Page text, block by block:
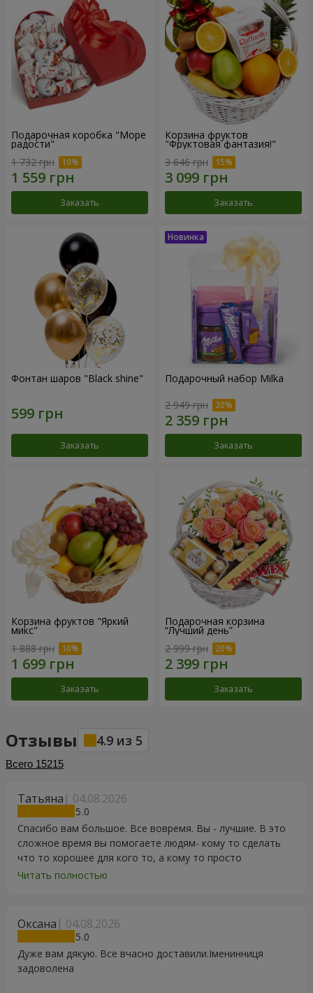
Подарочная коробка "Море
радости"
1 732 грн
Заказать
Корзина фруктов
"Фруктовая фантазия!"
3 646 грн
Заказать
Фонтан шаров "Black shine"
Заказать
Подарочный набор Milka
2 949 грн
Заказать
Корзина фруктов "Яркий
микс"
1 888 грн
Заказать
Подарочная корзина
“Лучший день”
2 999 грн
Заказать
Отзывы 4.9 из 5
Всего 15215
Татьяна 04.08.2026
5
Спасибо вам большое. Все вовремя. Вы - лучшие. В это
сложное время вы помогаете людям- кому то сделать
что то хорошее для кого то, а кому то просто
порадоваться цветам, подарку, тортику, поздравлению.
Читать полностью
Оксана 04.08.2026
5
Дуже вам дякую. Все вчасно доставили.Іменинниця
задоволена